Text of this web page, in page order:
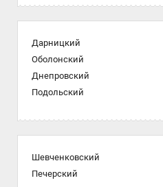
Дарницкий
Оболонский
Днепровский
Подольский
Шевченковский
Печерский